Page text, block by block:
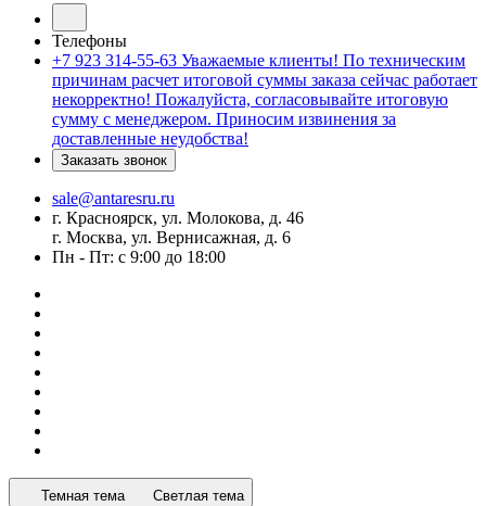
Телефоны
+7 923 314-55-63 Уважаемые клиенты! По техническим
причинам расчет итоговой суммы заказа сейчас работает
некорректно! Пожалуйста, согласовывайте итоговую
сумму с менеджером. Приносим извинения за
доставленные неудобства!
Заказать звонок
sale@antaresru.ru
г. Красноярск, ул. Молокова, д. 46
г. Москва, ул. Вернисажная, д. 6
Пн - Пт: с 9:00 до 18:00
Темная тема Светлая тема